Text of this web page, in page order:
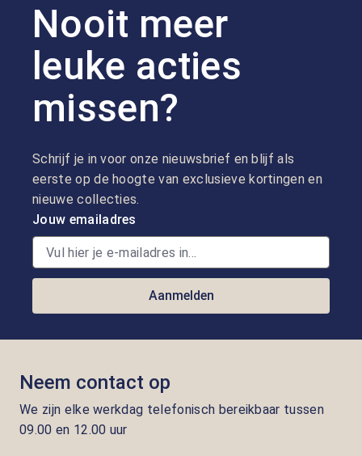
Nooit meer
leuke acties
missen?
Schrijf je in voor onze nieuwsbrief en blijf als
eerste op de hoogte van exclusieve kortingen en
nieuwe collecties.
Jouw emailadres
Aanmelden
Neem contact op
We zijn elke werkdag telefonisch bereikbaar tussen
09.00 en 12.00 uur